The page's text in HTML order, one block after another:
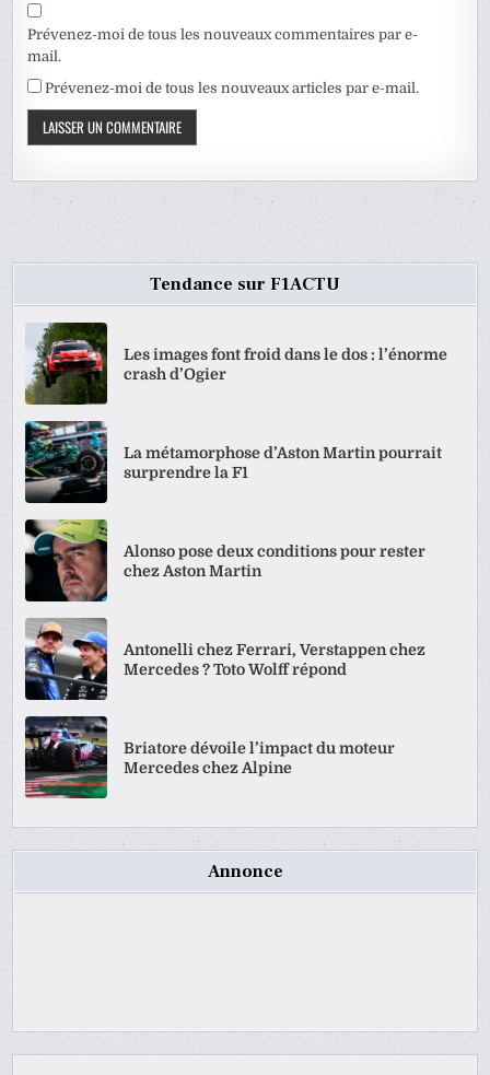
Prévenez-moi de tous les nouveaux commentaires par e-
mail.
Prévenez-moi de tous les nouveaux articles par e-mail.
Tendance sur F1ACTU
Les images font froid dans le dos : l’énorme
crash d’Ogier
La métamorphose d’Aston Martin pourrait
surprendre la F1
Alonso pose deux conditions pour rester
chez Aston Martin
Antonelli chez Ferrari, Verstappen chez
Mercedes ? Toto Wolff répond
Briatore dévoile l’impact du moteur
Mercedes chez Alpine
Annonce